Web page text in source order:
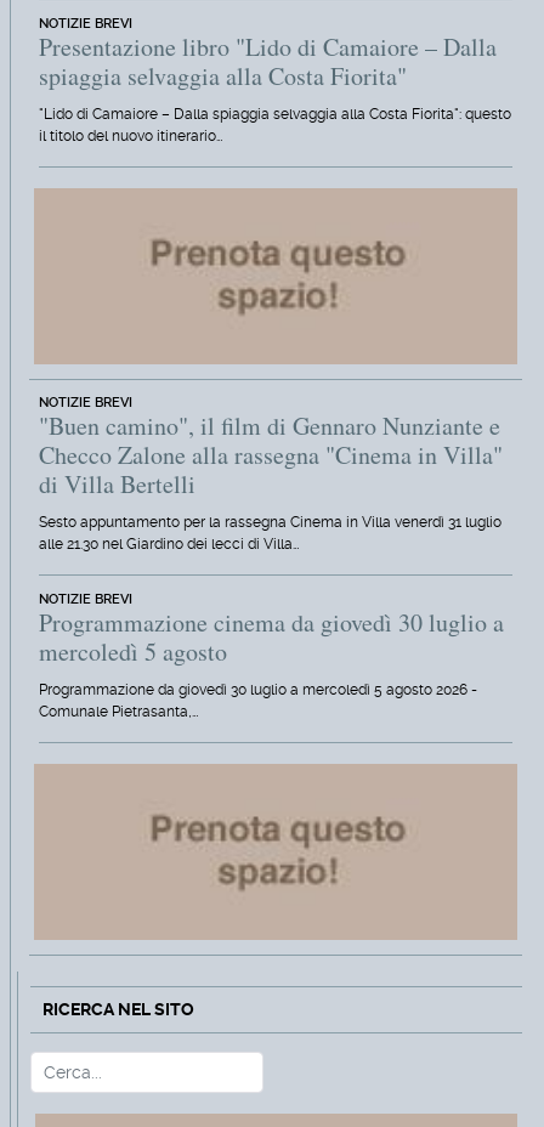
NOTIZIE BREVI
Presentazione libro "Lido di Camaiore – Dalla
spiaggia selvaggia alla Costa Fiorita"
"Lido di Camaiore – Dalla spiaggia selvaggia alla Costa Fiorita": questo
il titolo del nuovo itinerario…
NOTIZIE BREVI
"Buen camino", il film di Gennaro Nunziante e
Checco Zalone alla rassegna "Cinema in Villa"
di Villa Bertelli
Sesto appuntamento per la rassegna Cinema in Villa venerdì 31 luglio
alle 21.30 nel Giardino dei lecci di Villa…
NOTIZIE BREVI
Programmazione cinema da giovedì 30 luglio a
mercoledì 5 agosto
Programmazione da giovedì 30 luglio a mercoledì 5 agosto 2026 -
Comunale Pietrasanta,…
RICERCA NEL SITO
Cerca Type 2 or more characters for